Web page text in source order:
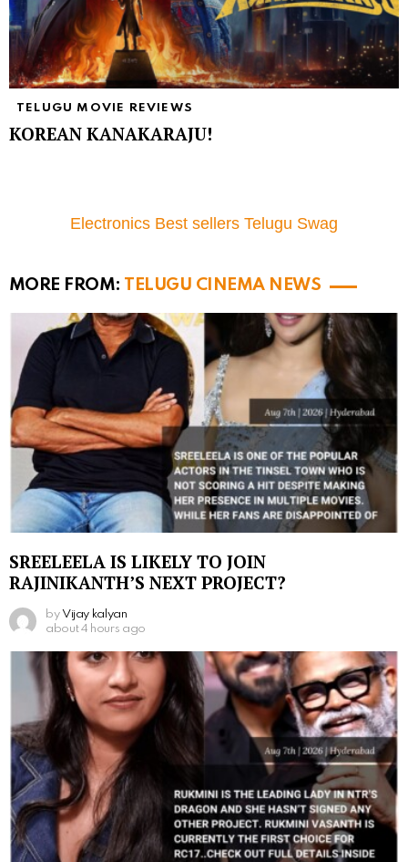
TELUGU MOVIE REVIEWS
KOREAN KANAKARAJU!
Electronics Best sellers Telugu Swag
MORE FROM: TELUGU CINEMA NEWS
SREELEELA IS LIKELY TO JOIN
RAJINIKANTH’S NEXT PROJECT?
by Vijay kalyan
about 4 hours ago